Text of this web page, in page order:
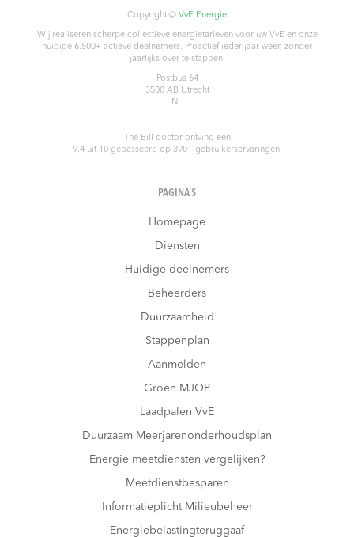
Copyright © VvE Energie
Wij realiseren scherpe collectieve energietarieven voor uw VvE en onze
huidige 6.500+ actieve deelnemers. Proactief ieder jaar weer, zonder
jaarlijks over te stappen.
Postbus 64
3500 AB Utrecht
NL
The Bill doctorontving een
9.4uit 10gebasseerd op 390+ gebruikerservaringen.
PAGINA’S
Homepage
Diensten
Huidige deelnemers
Beheerders
Duurzaamheid
Stappenplan
Aanmelden
Groen MJOP
Laadpalen VvE
Duurzaam Meerjarenonderhoudsplan
Energie meetdiensten vergelijken?
Meetdienstbesparen
Informatieplicht Milieubeheer
Energiebelastingteruggaaf